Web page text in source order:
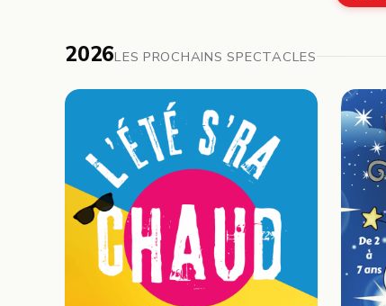
2026LES PROCHAINS SPECTACLES